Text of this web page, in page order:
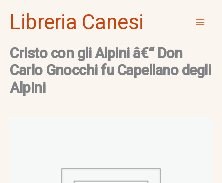
Libreria Canesi
Cristo con gli Alpini â€“ Don
Carlo Gnocchi fu Capellano degli
Alpini